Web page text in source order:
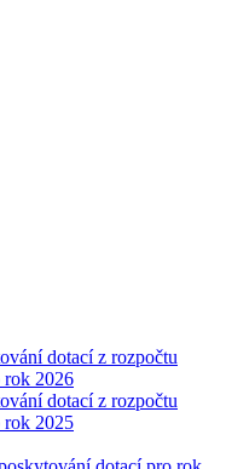
dotací z rozpočtu
rok 2026
dotací z rozpočtu
rok 2025